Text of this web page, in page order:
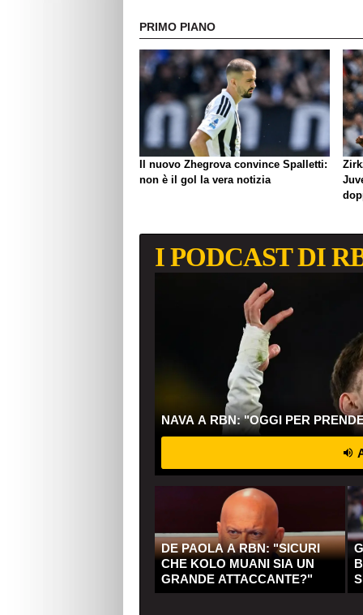
PRIMO PIANO
Il nuovo Zhegrova convince Spalletti:
non è il gol la vera notizia
I PODCAST DI
NAVA A RBN: "OGGI PER
DE PAOLA A RBN: "SICURI
CHE KOLO MUANI SIA UN
GRANDE ATTACCANTE?"